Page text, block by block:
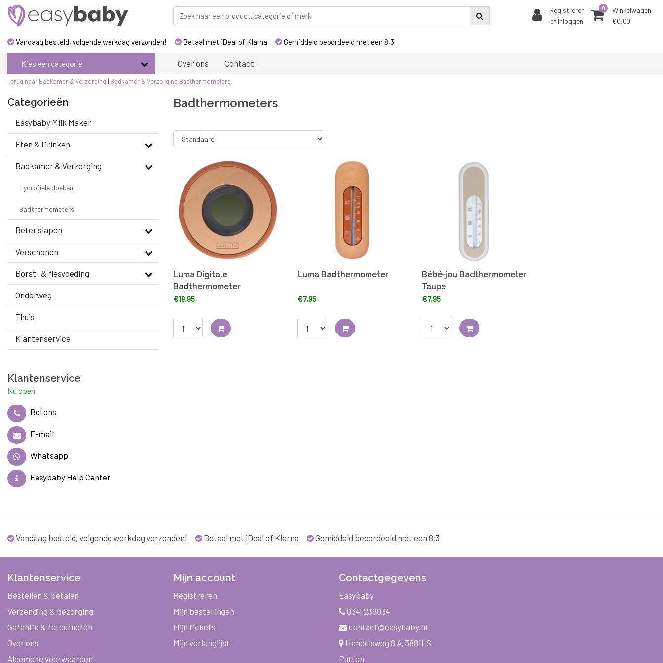
Registreren
of Inloggen
0
Winkelwagen
€0,00
Vandaag besteld, volgende werkdag verzonden! Betaal met iDeal of Klarna Gemiddeld beoordeeld met een 8,3
Kies een categorie Over ons Contact
Terug naar Badkamer & Verzorging | Badkamer & Verzorging Badthermometers
Categorieën
Easybaby Milk Maker
Eten & Drinken
Badkamer & Verzorging
Hydrofiele doeken
Badthermometers
Beter slapen
Verschonen
Borst- & flesvoeding
Onderweg
Thuis
Klantenservice
Klantenservice
Nu open
Bel ons
E-mail
Whatsapp
Easybaby Help Center
Badthermometers
Luma Digitale
Badthermometer
€19,95
Luma Badthermometer
€7,95
Bébé-jou Badthermometer
Taupe
€7,95
Vandaag besteld, volgende werkdag verzonden! Betaal met iDeal of Klarna Gemiddeld beoordeeld met een 8,3
Klantenservice
Bestellen & betalen
Verzending & bezorging
Garantie & retourneren
Over ons
Algemene voorwaarden
Mijn account
Registreren
Mijn bestellingen
Mijn tickets
Mijn verlanglijst
Contactgegevens
Easybaby
0341 239034
contact@easybaby.nl
Handelsweg 8 A, 3881LS
Putten